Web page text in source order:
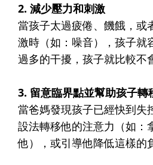
2. 減少壓力和刺激
當孩子太過疲倦、饑餓，或
激時（如：噪音），孩子就
過多的干擾，孩子就比較不
3. 留意臨界點並幫助孩子轉
當爸媽發現孩子已經快到失
設法轉移他的注意力（如：
他），或引導他降低這樣的